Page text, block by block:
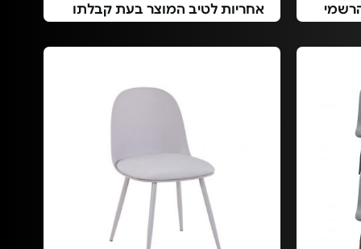
אחריות לטיב המוצר בעת קבלתו